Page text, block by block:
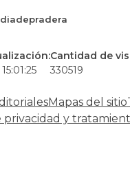
Cantidad de
330519
Mapas del sitio
privacidad y